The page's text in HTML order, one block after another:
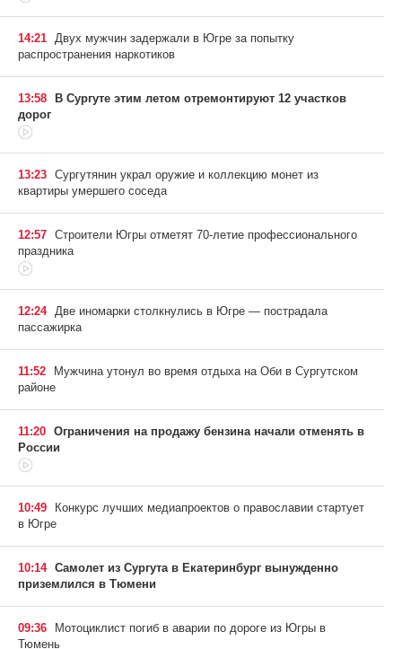
14:21
Двух мужчин задержали в Югре за попытку
распространения наркотиков
13:58 В Сургуте этим летом отремонтируют 12 участков
дорог
13:23 Сургутянин украл оружие и коллекцию монет из
квартиры умершего соседа
12:57 Строители Югры отметят 70-летие профессионального
праздника
12:24
Две иномарки столкнулись в Югре — пострадала
пассажирка
11:52
Мужчина утонул во время отдыха на Оби в Сургутском
районе
11:20 Ограничения на продажу бензина начали отменять в
России
10:49
Конкурс лучших медиапроектов о православии стартует
в Югре
10:14 Самолет из Сургута в Екатеринбург вынужденно
приземлился в Тюмени
09:36
Мотоциклист погиб в аварии по дороге из Югры в
Тюмень